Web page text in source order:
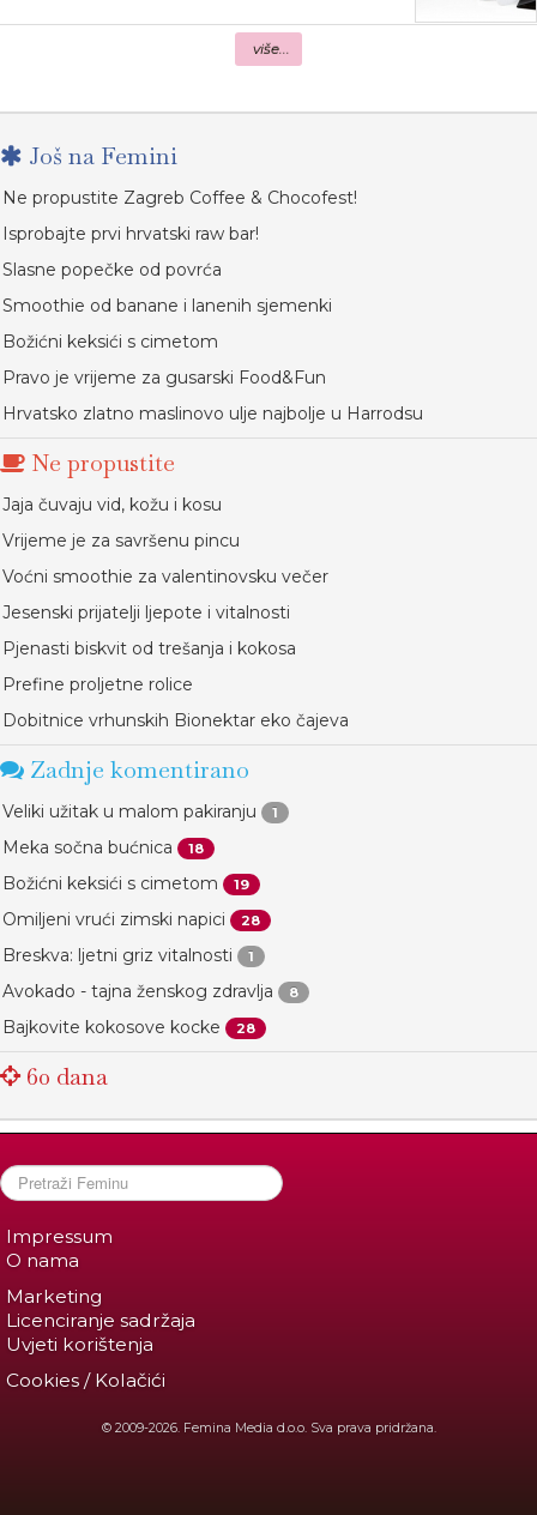
više...
Još na Femini
Ne propustite Zagreb Coffee & Chocofest!
Isprobajte prvi hrvatski raw bar!
Slasne popečke od povrća
Smoothie od banane i lanenih sjemenki
Božićni keksići s cimetom
Pravo je vrijeme za gusarski Food&Fun
Hrvatsko zlatno maslinovo ulje najbolje u Harrodsu
Ne propustite
Jaja čuvaju vid, kožu i kosu
Vrijeme je za savršenu pincu
Voćni smoothie za valentinovsku večer
Jesenski prijatelji ljepote i vitalnosti
Pjenasti biskvit od trešanja i kokosa
Prefine proljetne rolice
Dobitnice vrhunskih Bionektar eko čajeva
Zadnje komentirano
Veliki užitak u malom pakiranju 1
Meka sočna bućnica 18
Božićni keksići s cimetom 19
Omiljeni vrući zimski napici 28
Breskva: ljetni griz vitalnosti 1
Avokado - tajna ženskog zdravlja 8
Bajkovite kokosove kocke 28
60 dana
Impressum
O nama
Marketing
Licenciranje sadržaja
Uvjeti korištenja
Cookies / Kolačići
© 2009-2026. Femina Media d.o.o. Sva prava pridržana.